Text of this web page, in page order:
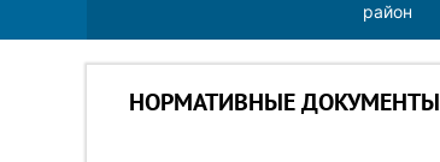
район
НОРМАТИВНЫЕ ДОКУМЕНТЫ